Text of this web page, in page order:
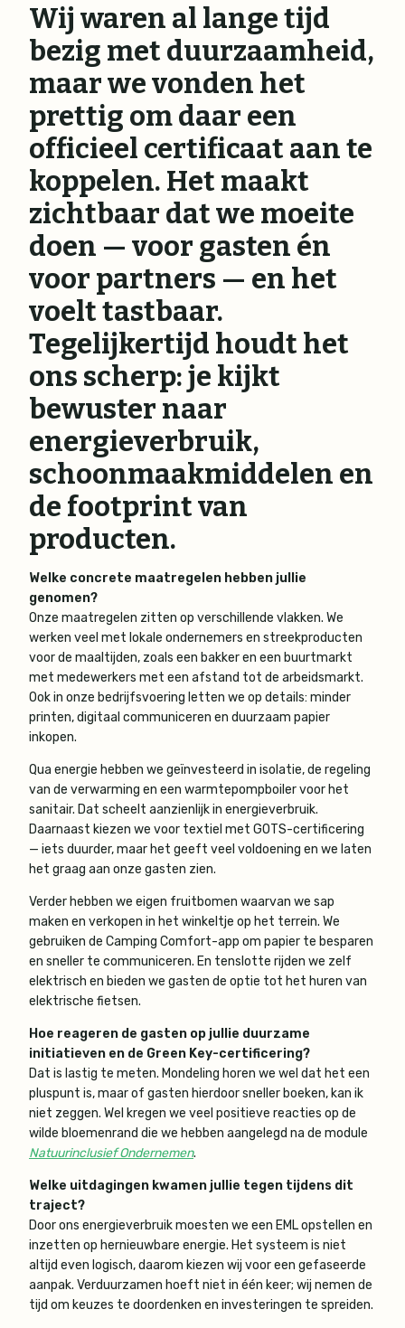
Wij waren al lange tijd
bezig met duurzaamheid,
maar we vonden het
prettig om daar een
officieel certificaat aan te
koppelen. Het maakt
zichtbaar dat we moeite
doen — voor gasten én
voor partners — en het
voelt tastbaar.
Tegelijkertijd houdt het
ons scherp: je kijkt
bewuster naar
energieverbruik,
schoonmaakmiddelen en
de footprint van
producten.
Welke concrete maatregelen hebben jullie
genomen?
Onze maatregelen zitten op verschillende vlakken. We
werken veel met lokale ondernemers en streekproducten
voor de maaltijden, zoals een bakker en een buurtmarkt
met medewerkers met een afstand tot de arbeidsmarkt.
Ook in onze bedrijfsvoering letten we op details: minder
printen, digitaal communiceren en duurzaam papier
inkopen.
Qua energie hebben we geïnvesteerd in isolatie, de regeling
van de verwarming en een warmtepompboiler voor het
sanitair. Dat scheelt aanzienlijk in energieverbruik.
Daarnaast kiezen we voor textiel met GOTS-certificering
— iets duurder, maar het geeft veel voldoening en we laten
het graag aan onze gasten zien.
Verder hebben we eigen fruitbomen waarvan we sap
maken en verkopen in het winkeltje op het terrein. We
gebruiken de Camping Comfort-app om papier te besparen
en sneller te communiceren. En tenslotte rijden we zelf
elektrisch en bieden we gasten de optie tot het huren van
elektrische fietsen.
Hoe reageren de gasten op jullie duurzame
initiatieven en de Green Key-certificering?
Dat is lastig te meten. Mondeling horen we wel dat het een
pluspunt is, maar of gasten hierdoor sneller boeken, kan ik
niet zeggen. Wel kregen we veel positieve reacties op de
wilde bloemenrand die we hebben aangelegd na de module
Natuurinclusief Ondernemen.
Welke uitdagingen kwamen jullie tegen tijdens dit
traject?
Door ons energieverbruik moesten we een EML opstellen en
inzetten op hernieuwbare energie. Het systeem is niet
altijd even logisch, daarom kiezen wij voor een gefaseerde
aanpak. Verduurzamen hoeft niet in één keer; wij nemen de
tijd om keuzes te doordenken en investeringen te spreiden.